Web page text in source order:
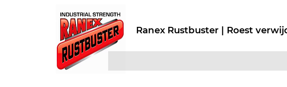
Ranex Rustbuster | Roest